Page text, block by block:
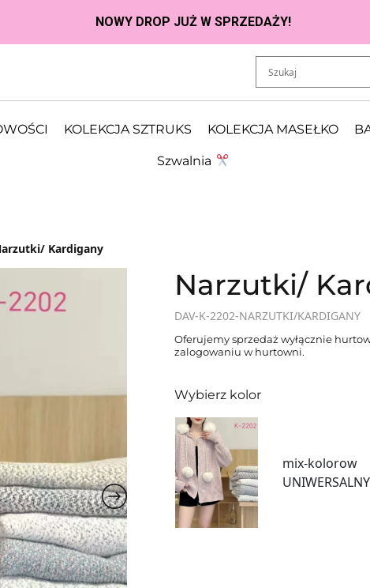
KOLEKCJA SZTRUKS KOLEKCJA MASEŁKO
Szwalnia
Kardigany
Narzutki/
DAV-K-2202-NARZUTKI/KARDIGANY
Oferujemy sprzedaż wyłącznie
zalogowaniu w hurtowni.
Wybierz kolor
mix-kolorow
UNIWERSALNY